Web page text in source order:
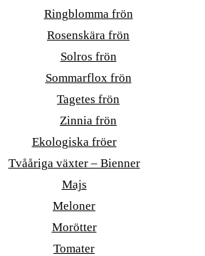
Ringblomma frön
Rosenskära frön
Solros frön
Sommarflox frön
Tagetes frön
Zinnia frön
Ekologiska fröer
Tvååriga växter – Bienner
Majs
Meloner
Morötter
Tomater